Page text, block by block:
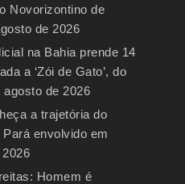
Novorizontino de
de 2026
na Bahia prende 14
a ‘Zói de Gato’, do
agosto de 2026
a trajetória do
envolvido em
Homem é